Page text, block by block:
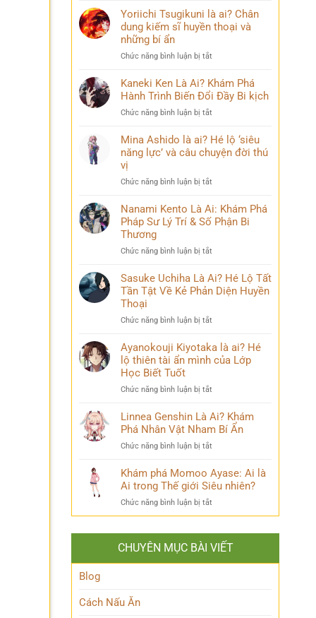
Thúy
sau
đăng
99+
ảnh
Kỳ
nhất
khiến
đồng
bàn
tán
Yoriichi Tsugikuni là ai? Chân
dung kiếm sĩ huyền thoại và
những bí ẩn
Chức năng bình luận bị tắt
Tsugikuni
là
Chân
kiếm
sĩ
và
bí
ẩn
Kaneki Ken Là Ai? Khám Phá
Hành Trình Biến Đổi Đầy Bi kịch
Chức năng bình luận bị tắt
Ken
Ai?
Phá
Trình
Biến
Bi
Mina Ashido là ai? Hé lộ ‘siêu
năng lực’ và câu chuyện đời thú
vị
Chức năng bình luận bị tắt
Ashido
là
lộ
năng
lực’
chuyện
thú
vị
Nanami Kento Là Ai: Khám Phá
Pháp Sư Lý Trí & Số Phận Bi
Thương
Chức năng bình luận bị tắt
Kento
Là
Phá
Sư
Lý
Số
Bi
Thương
Sasuke Uchiha Là Ai? Hé Lộ Tất
Tần Tật Về Kẻ Phản Diện Huyền
Thoại
Chức năng bình luận bị tắt
Uchiha
Lộ
Tần
Tật
Kẻ
Diện
Huyền
Ayanokouji Kiyotaka là ai? Hé
lộ thiên tài ẩn mình của Lớp
Học Biết Tuốt
Chức năng bình luận bị tắt
Kiyotaka
Hé
thiên
tài
Lớp
Học
Linnea Genshin Là Ai? Khám
Phá Nhân Vật Nham Bí Ẩn
Chức năng bình luận bị tắt
Genshin
Là
Khám
Phá
Vật
Nham
Bí
Khám phá Momoo Ayase: Ai là
Ai trong Thế giới Siêu nhiên?
Chức năng bình luận bị tắt
Khám
Ayase:
Ai
CHUYÊN MỤC BÀI VIẾT
Blog
Cách Nấu Ăn